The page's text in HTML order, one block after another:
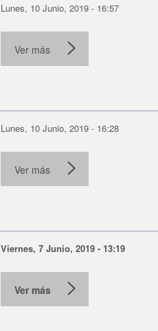
Lunes, 10 Junio, 2019 - 16:57
Ver más
Lunes, 10 Junio, 2019 - 16:28
Ver más
Viernes, 7 Junio, 2019 - 13:19
Ver más